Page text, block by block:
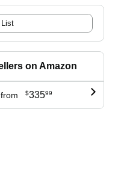
on Amazon
$33599